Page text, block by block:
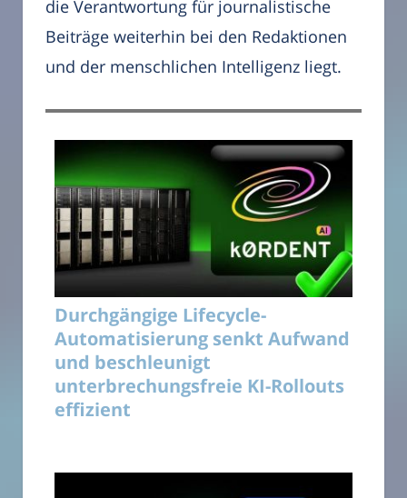
die Verantwortung für journalistische
Beiträge weiterhin bei den Redaktionen
und der menschlichen Intelligenz liegt.
Durchgängige Lifecycle-
Automatisierung senkt Aufwand
und beschleunigt
unterbrechungsfreie KI-Rollouts
effizient